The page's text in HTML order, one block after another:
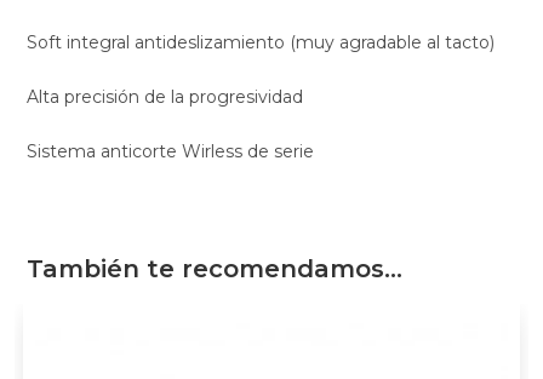
Soft integral antideslizamiento (muy agradable al tacto)
Alta precisión de la progresividad
Sistema anticorte Wirless de serie
También te recomendamos…